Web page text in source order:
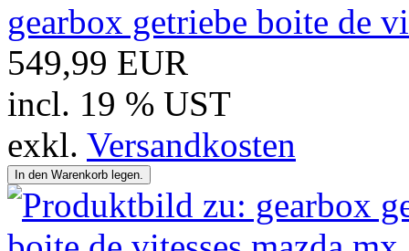
gearbox getriebe boite de
549,99 EUR
incl. 19 % UST
exkl. Versandkosten